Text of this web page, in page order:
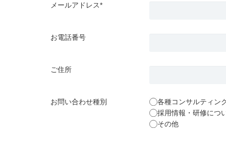
メールアドレス*
お電話番号
ご住所
お問い合わせ種別
各種コンサルティン
採用情報・研修につ
その他